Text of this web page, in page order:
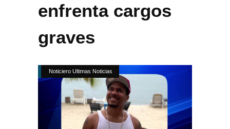
enfrenta cargos
graves
Noticiero Ultimas Noticias